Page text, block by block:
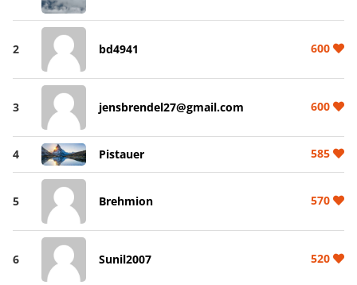
2 bd4941 600
3 jensbrendel27@gmail.com 600
4 Pistauer 585
5 Brehmion 570
6 Sunil2007 520